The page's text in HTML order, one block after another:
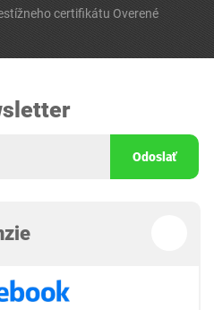
certifikátu Overené
Odoslať